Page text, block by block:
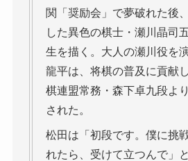
関「奨励会」で夢破れた後
した異色の棋士・瀬川晶司
生を描く。大人の瀬川役を
龍平は、将棋の普及に貢献
棋連盟常務・森下卓九段よ
された。
松田は「初段です。僕に挑
れたら、受けて立つんで」